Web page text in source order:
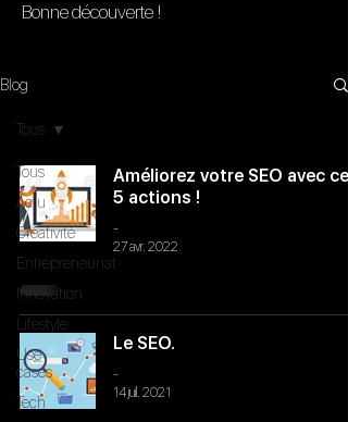
Bonnedécouverte !
Blog
Tous
Actu
Créativité
Entrepreneuriat
Innovation
Lifestyle
Use
cases
Tech
Tous
Améliorez votre SEO avec ces
5 actions !
-
27 avr. 2022
Le SEO.
-
14 juil. 2021